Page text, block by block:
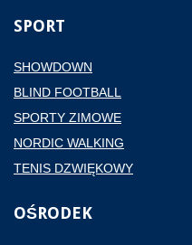
SPORT
SHOWDOWN
BLIND FOOTBALL
SPORTY ZIMOWE
NORDIC WALKING
TENIS DZWIĘKOWY
OŚRODEK